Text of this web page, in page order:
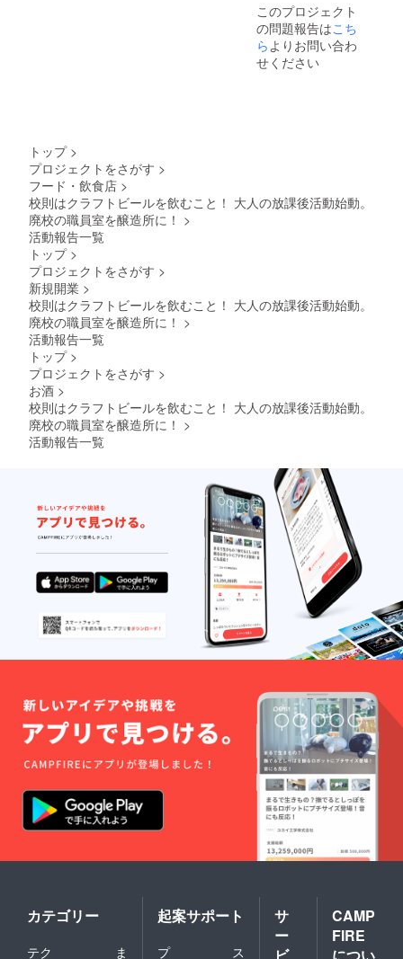
・第1期
生 学生
証 クラ
ファン
でご支
しま
ズ：
50mm×
L
BREWE
２種類
お送り
しま
す。 。
※20歳未
満の者
による
飲酒は
法令で
禁止さ
れてい
ます。
20歳未
満の方
リター
ンを選
択でき
ませ
ん。
グラウ
ラーに
詰めて
持ち帰
りはで
でご了
でご支
援いた
をお送
りいた
ナルス
テッ
カー 商
品サイ
ズ：
50mm×
80mm/
40mmx
87mm
AFTER
SCHOO
BREWE
RYのス
カーを
２種類
お送り
しま
す。
※20歳未
満の者
による
飲酒は
禁止さ
れてい
ます。
リター
ンを選
択でき
みを一
緒に致
しま
す。 開
始時間
のコー
スで
糖化工
程/煮沸
発酵タ
ンクへ
業中に
待ち時
間もあ
る為、
簡単な
講座や
タップ
ルーム
のビー
ルを飲
み比べ
をして
頂きま
す。 記
ツにつ
いて ・
サイズ
展開：
S, M, L
・カ
ラー展
開：ホ
ワイト
ネイ
ビー ※
ご希望
お選び
くださ
い。 ※
このプロジェクト
の問題報告はこち
ら よりお問い合わ
せください
トップ >
プロジェクトをさがす >
フード・飲食店 >
校則はクラフトビールを飲むこと！ 大人の放課後活動始動。
廃校の職員室を醸造所に！ >
活動報告一覧
トップ >
プロジェクトをさがす >
新規開業 >
校則はクラフトビールを飲むこと！ 大人の放課後活動始動。
廃校の職員室を醸造所に！ >
活動報告一覧
トップ >
プロジェクトをさがす >
お酒 >
校則はクラフトビールを飲むこと！ 大人の放課後活動始動。
廃校の職員室を醸造所に！ >
活動報告一覧
カテゴリー
テク
ま
起案サポート
プ
ス
サ
ー
CAMP
FIRE